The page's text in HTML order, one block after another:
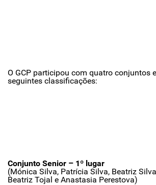
O GCP participou com quatro conjuntos
seguintes classificações:
Conjunto Senior – 1º lugar
(Mónica Silva, Patrícia Silva, Beatriz
Beatriz Tojal e Anastasia Perestova)